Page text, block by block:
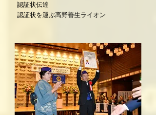
認証状伝達
認証状を運ぶ高野善生ライオン